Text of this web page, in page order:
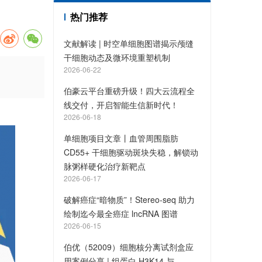
热门推荐
文献解读 | 时空单细胞图谱揭示颅缝
干细胞动态及微环境重塑机制
2026-06-22
伯豪云平台重磅升级！四大云流程全
线交付，开启智能生信新时代！
2026-06-18
单细胞项目文章丨血管周围脂肪
CD55+ 干细胞驱动斑块失稳，解锁动
脉粥样硬化治疗新靶点
2026-06-17
破解癌症“暗物质”！Stereo-seq 助力
绘制迄今最全癌症 lncRNA 图谱
2026-06-15
伯优（52009）细胞核分离试剂盒应